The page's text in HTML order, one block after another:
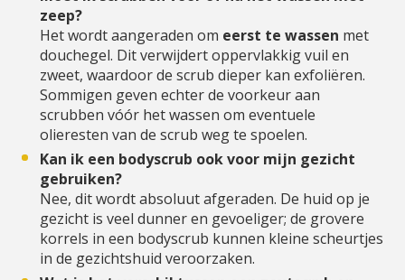
zeep?
Het wordt aangeraden om eerst te wassen met
douchegel. Dit verwijdert oppervlakkig vuil en
zweet, waardoor de scrub dieper kan exfoliëren.
Sommigen geven echter de voorkeur aan
scrubben vóór het wassen om eventuele
olieresten van de scrub weg te spoelen.
Kan ik een bodyscrub ook voor mijn gezicht
gebruiken?
Nee, dit wordt absoluut afgeraden. De huid op je
gezicht is veel dunner en gevoeliger; de grovere
korrels in een bodyscrub kunnen kleine scheurtjes
in de gezichtshuid veroorzaken.